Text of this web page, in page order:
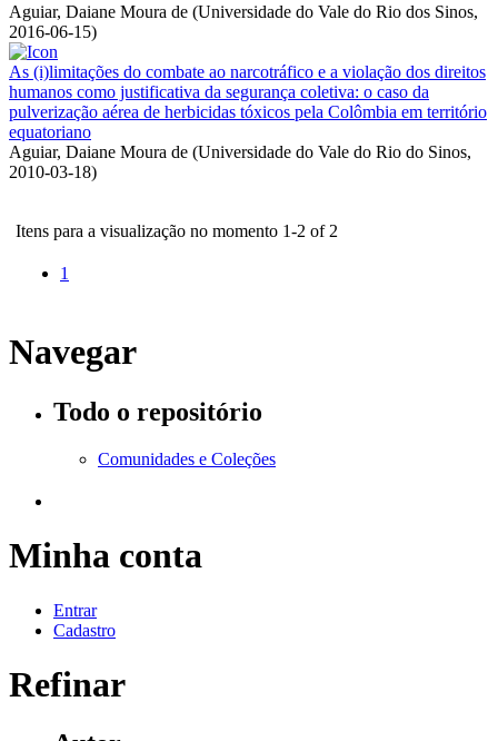
Aguiar, Daiane Moura de (Universidade do Vale do Rio dos Sinos,
2016-06-15)
As (i)limitações do combate ao narcotráfico e a violação dos direitos
humanos como justificativa da segurança coletiva: o caso da
pulverização aérea de herbicidas tóxicos pela Colômbia em território
equatoriano
Aguiar, Daiane Moura de (Universidade do Vale do Rio do Sinos,
2010-03-18)
Itens para a visualização no momento 1-2 of 2
1
Navegar
Todo o repositório
Comunidades e Coleções
Minha conta
Entrar
Cadastro
Refinar